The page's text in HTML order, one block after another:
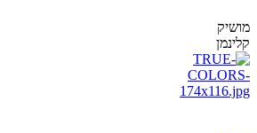
מושיק
קלינמן